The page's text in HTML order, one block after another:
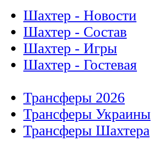
Шахтер - Новости
Шахтер - Состав
Шахтер - Игры
Шахтер - Гостевая
Трансферы 2026
Трансферы Украины
Трансферы Шахтера